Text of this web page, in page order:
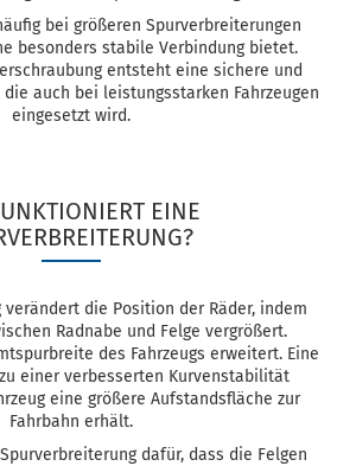
bei größeren Spurverbreiterungen
besonders stabile Verbindung bietet.
entsteht eine sichere und
auch bei leistungsstarken Fahrzeugen
eingesetzt wird.
EINE
die Position der Räder, indem
Radnabe und Felge vergrößert.
des Fahrzeugs erweitert. Eine
einer verbesserten Kurvenstabilität
eine größere Aufstandsfläche zur
Fahrbahn erhält.
dafür, dass die Felgen